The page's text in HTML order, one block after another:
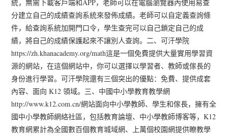
統，無需下載客戶端和APP，老師可以在電腦瀏覽器內使用易查
分建立自己的成績查詢系統來發佈成績。老師可以自定義查詢條
件，給查詢系統加開門口令，學生查完可以自己鎖定自己的成
績，將自己的成績保護起來不讓別人查詢。二、可汗學院
https://zh.khanacademy.org/math這是一個免費提供大量實用學習資
源的網站，在這個網站中，你可以選擇以學習者、教師或傢長的
身份進行學習。可汗學院還有三個突出的優點：免費、提供成套
內容、面向 K12 領域。三、中國中小學教育教學網
http://www.k12.com.cn/網站面向中小學教師、學生和傢長，擁有全
國中小學教師網絡社區，包括教育論壇、中小學教師博客等，K12
教育網累計為全國數百個教育城域網、上萬個校園網提供瞭教學